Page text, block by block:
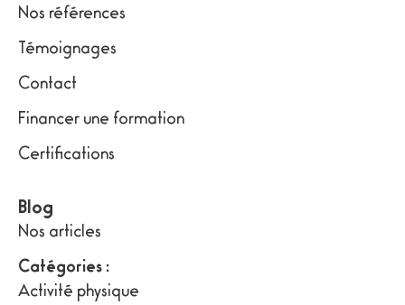
Nos références
Témoignages
Contact
Financer une formation
Certifications
Blog
Nos articles
Catégories :
Activité physique